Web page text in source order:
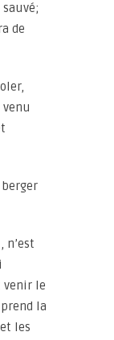
de
berger
n’est
venir le
la
les